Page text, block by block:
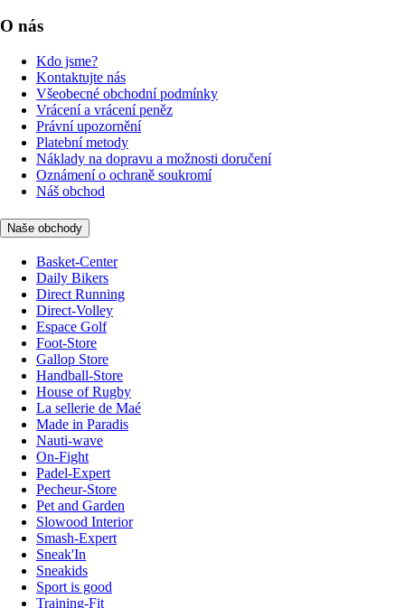
O nás
Kdo jsme?
Kontaktujte nás
Všeobecné obchodní podmínky
Vrácení a vrácení peněz
Právní upozornění
Platební metody
Náklady na dopravu a možnosti doručení
Oznámení o ochraně soukromí
Náš obchod
Naše obchody
Basket-Center
Daily Bikers
Direct Running
Direct-Volley
Espace Golf
Foot-Store
Gallop Store
Handball-Store
House of Rugby
La sellerie de Maé
Made in Paradis
Nauti-wave
On-Fight
Padel-Expert
Pecheur-Store
Pet and Garden
Slowood Interior
Smash-Expert
Sneak'In
Sneakids
Sport is good
Training-Fit